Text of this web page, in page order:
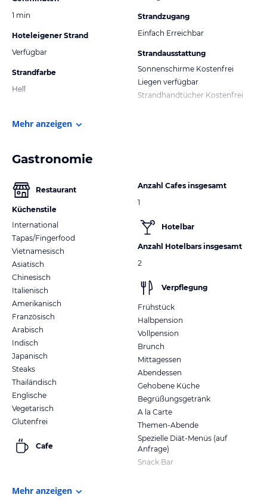
1 min
Hoteleigener Strand
Verfügbar
Strandfarbe
Hell
Strandzugang
Einfach Erreichbar
Strandausstattung
Sonnenschirme Kostenfrei
Liegen verfügbar
Strandhandtücher Kostenfrei
Mehr anzeigen
Gastronomie
Restaurant
Küchenstile
International
Tapas/Fingerfood
Vietnamesisch
Asiatisch
Chinesisch
Italienisch
Amerikanisch
Französisch
Arabisch
Indisch
Japanisch
Steaks
Thailändisch
Englische
Vegetarisch
Glutenfrei
Cafe
Anzahl Cafes insgesamt
1
Hotelbar
Anzahl Hotelbars insgesamt
2
Verpflegung
Frühstück
Halbpension
Vollpension
Brunch
Mittagessen
Abendessen
Gehobene Küche
Begrüßungsgetränk
A la Carte
Themen-Abende
Spezielle Diät-Menüs (auf
Anfrage)
Snack Bar
Mehr anzeigen